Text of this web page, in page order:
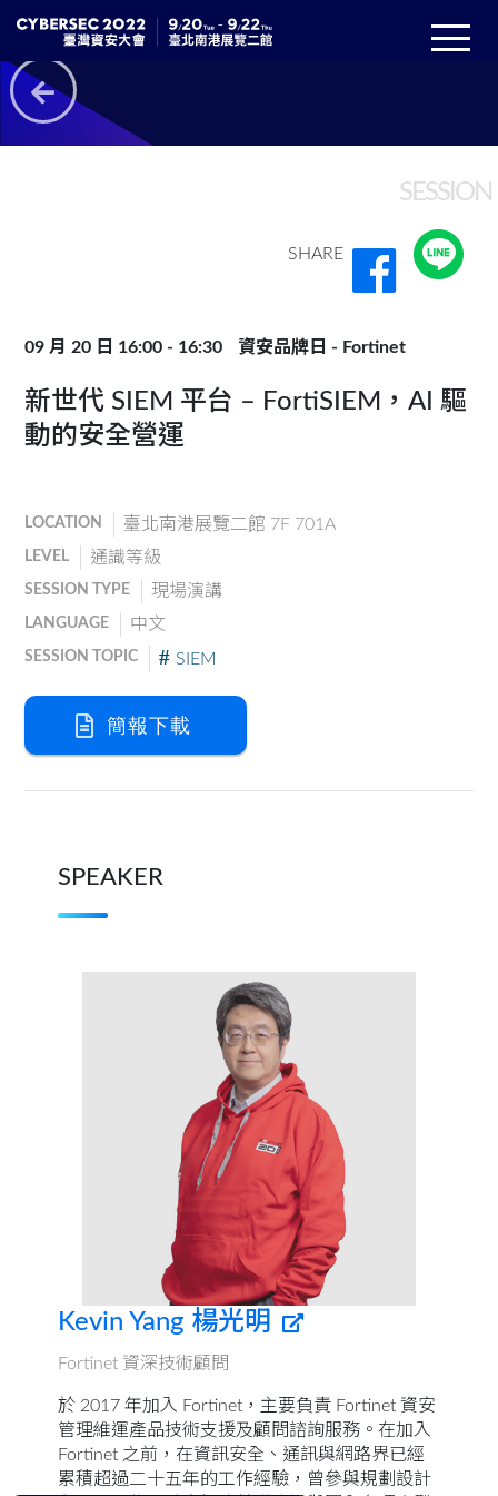
SESSION
SHARE
09 月 20 日 16:00 - 16:30 資安品牌日 - Fortinet
新世代 SIEM 平台 – FortiSIEM，AI 驅
動的安全營運
LOCATION 臺北南港展覽二館 7F 701A
LEVEL 通識等級
SESSION TYPE 現場演講
LANGUAGE 中文
SESSION TOPIC SIEM
簡報下載
SPEAKER
Kevin Yang 楊光明
Fortinet 資深技術顧問
於 2017 年加入 Fortinet，主要負責 Fortinet 資安
管理維運產品技術支援及顧問諮詢服務。在加入
Fortinet 之前，在資訊安全、通訊與網路界已經
累積超過二十五年的工作經驗，曾參與規劃設計